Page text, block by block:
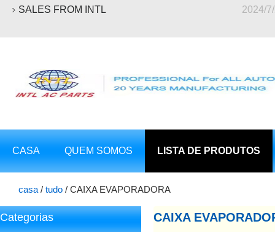
SALES FROM INTL 2024/
CASA QUEM SOMOS LISTA DE PRODUTOS
casa / tudo / CAIXA EVAPORADORA
Categorias CAIXA